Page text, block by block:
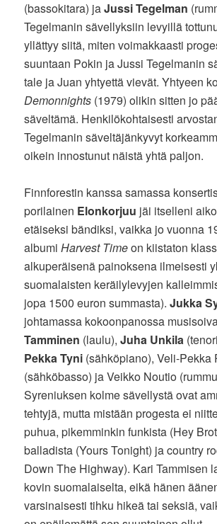
(bassokitara) jaJussi Tegelman
Tegelmanin sävellyksiin levyillä
yllättyy siitä, miten voimakkaasti
suuntaan Pokin ja Jussi Tegelmanin
tale ja Juan yhtyettä vievät. Yhtyeen
Demonnights (1979) olikin sitten jo
säveltämä. Henkilökohtaisesti
Tegelmanin säveltäjänkyvyt
oikein innostunut näistä yhtä paljon.
Finnforestin kanssa samassa
porilainen Elonkorjuu jäi itselleni
etäiseksi bändiksi, vaikka jo vuonna
albumiHarvest Timeon kiistaton
alkuperäisenä painoksena ilmeisesti
suomalaisten keräilylevyjen
jopa 1500 euron summasta).Jukka
johtamassa kokoonpanossa
Tamminen (laulu),Juha Unkila
Pekka Tyni (sähköpiano), Veli-Pekka
(sähköbasso) ja Veikko Noutio
Syreniuksen kolme sävellystä ovat
tehtyjä, mutta mistään progesta ei
puhua, pikemminkin funkista (Hey
balladista (Yours Tonight) ja country
Down The Highway). Kari Tammisen
kovin suomalaiselta, eikä hänen
varsinaisesti tihku hikeä tai seksiä,